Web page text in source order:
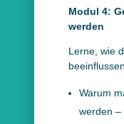
Modul 4:
werden
Lerne, wie
Warum
werden –